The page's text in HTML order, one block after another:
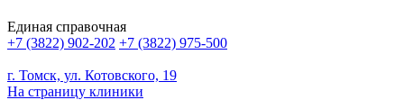
Единая справочная
+7 (3822) 902-202 +7 (3822) 975-500
г. Томск, ул. Котовского, 19
На страницу клиники